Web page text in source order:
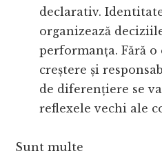
declarativ.
organizează
performanța. Fără
creștere și
de diferențiere se
reflexele vechi ale
Sunt multe